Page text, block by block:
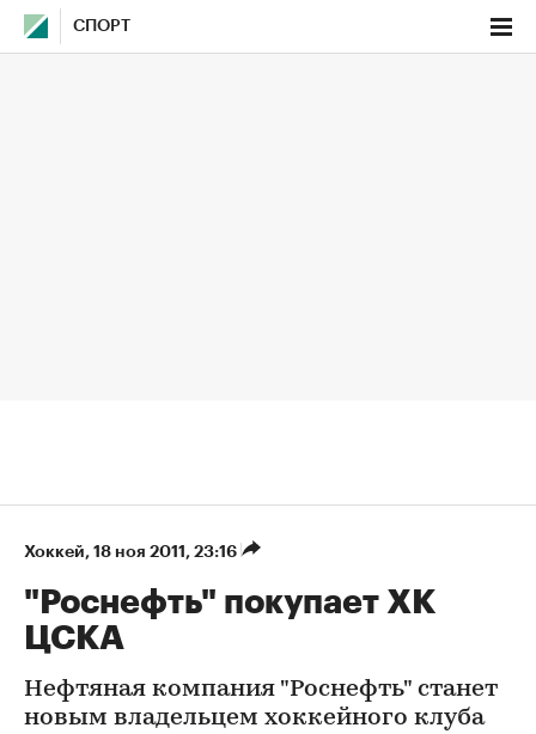
СПОРТ
Хоккей⁠, 18 ноя 2011, 23:16
"Роснефть" покупает ХК
ЦСКА
Нефтяная компания "Роснефть" станет
новым владельцем хоккейного клуба